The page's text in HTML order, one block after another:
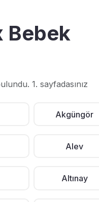
Bebek
1. sayfadasınız
Akgüngör
Alev
Altınay